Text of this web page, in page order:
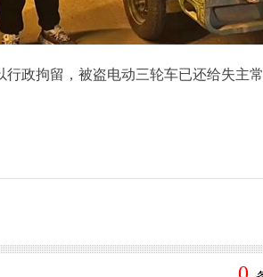
政拘留，被盗电动三轮车已还给失主常